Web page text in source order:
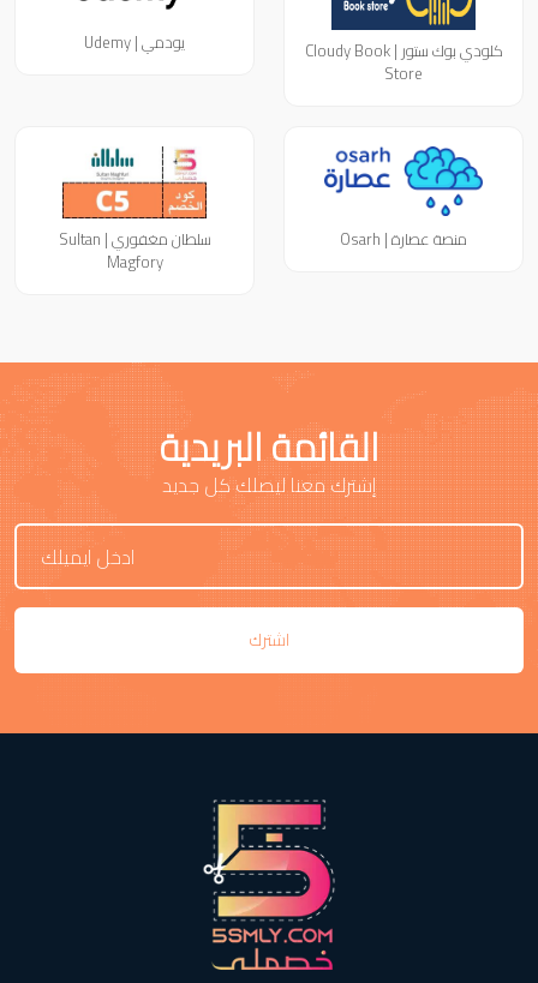
كلودي بوك ستور | Cloudy Book
Store
يودمي | Udemy
منصة عصارة | Osarh سلطان مغفوري | Sultan
Magfory
القائمة البريدية
إشترك معنا ليصلك كل جديد
اشترك